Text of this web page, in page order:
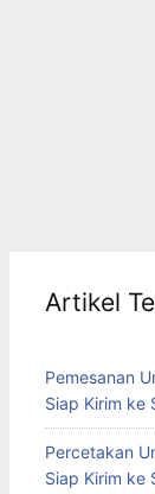
Artikel
Pemesanan
Siap Kirim ke
Percetakan
Siap Kirim ke